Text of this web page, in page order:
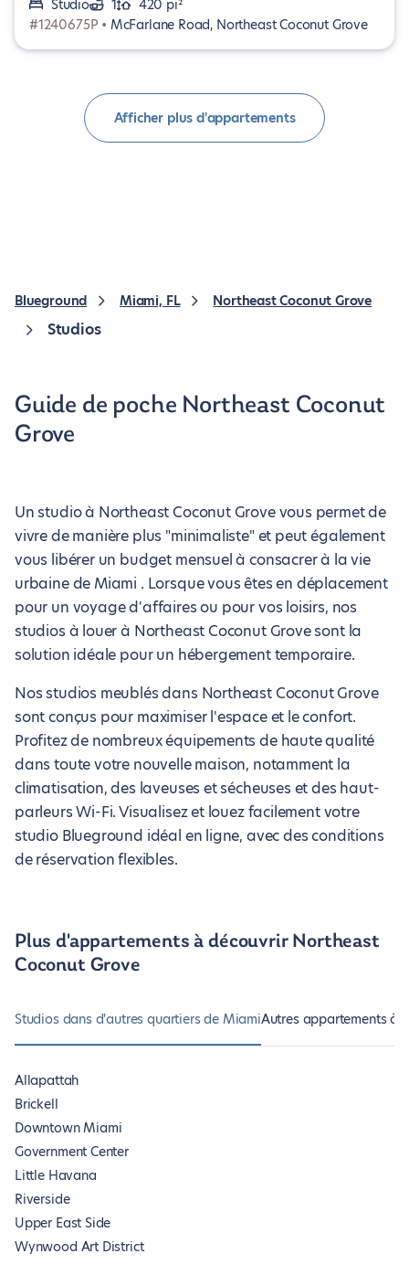
Studio 1
420 pi²
#1240675P • McFarlane Road, Northeast Coconut Grove
Afficher plus d'appartements
Blueground Miami, FL Northeast Coconut Grove
Studios
Guide de poche Northeast Coconut
Grove
Un studio à Northeast Coconut Grove vous permet de
vivre de manière plus "minimaliste" et peut également
vous libérer un budget mensuel à consacrer à la vie
urbaine de Miami . Lorsque vous êtes en déplacement
pour un voyage d'affaires ou pour vos loisirs, nos
studios à louer à Northeast Coconut Grove sont la
solution idéale pour un hébergement temporaire.
Nos studios meublés dans Northeast Coconut Grove
sont conçus pour maximiser l'espace et le confort.
Profitez de nombreux équipements de haute qualité
dans toute votre nouvelle maison, notamment la
climatisation, des laveuses et sécheuses et des haut-
parleurs Wi-Fi. Visualisez et louez facilement votre
studio Blueground idéal en ligne, avec des conditions
de réservation flexibles.
Plus d'appartements à découvrir Northeast
Coconut Grove
Studios dans d'autres quartiers de MiamiAutres appartements à
Allapattah
Brickell
Downtown Miami
Government Center
Little Havana
Riverside
Upper East Side
Wynwood Art District